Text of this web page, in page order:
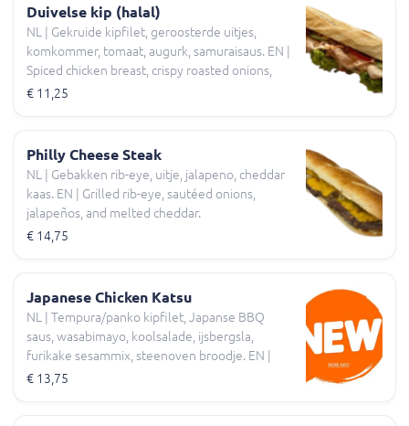
Duivelse kip (halal)
NL | Gekruide kipfilet, geroosterde uitjes,
komkommer, tomaat, augurk, samuraisaus. EN |
Spiced chicken breast, crispy roasted onions,
cucumber, tomato, pickles, and samurai sauce.
€ 11,25
Philly Cheese Steak
NL | Gebakken rib-eye, uitje, jalapeno, cheddar
kaas. EN | Grilled rib-eye, sautéed onions,
jalapeños, and melted cheddar.
€ 14,75
Japanese Chicken Katsu
NL | Tempura/panko kipfilet, Japanse BBQ
saus, wasabimayo, koolsalade, ijsbergsla,
furikake sesammix, steenoven broodje. EN |
Tempura/panko chicken breast, Japanese BBQ
€ 13,75